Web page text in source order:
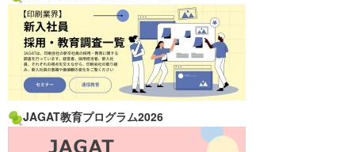
JAGAT教育プログラム2026